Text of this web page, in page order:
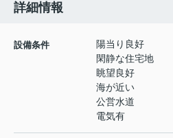
詳細情報
設備条件
陽当り良好
閑静な住宅地
眺望良好
海が近い
公営水道
電気有